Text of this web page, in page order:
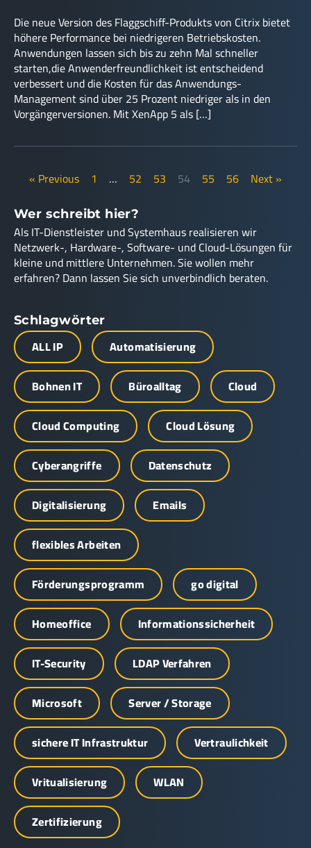
Die neue Version des Flaggschiff-Produkts von Citrix bietet
höhere Performance bei niedrigeren Betriebskosten.
Anwendungen lassen sich bis zu zehn Mal schneller
starten,die Anwenderfreundlichkeit ist entscheidend
verbessert und die Kosten für das Anwendungs-
Management sind über 25 Prozent niedriger als in den
Vorgängerversionen. Mit XenApp 5 als […]
« Previous 1 … 52 53 54 55 56 Next »
Wer schreibt hier?
Als IT-Dienstleister und Systemhaus realisieren wir
Netzwerk-, Hardware-, Software- und Cloud-Lösungen für
kleine und mittlere Unternehmen. Sie wollen mehr
erfahren? Dann lassen Sie sich unverbindlich beraten.
Schlagwörter
ALL IP
Automatisierung
Bohnen IT
Büroalltag
Cloud
Cloud Computing
Cloud Lösung
Cyberangriffe
Datenschutz
Digitalisierung
Emails
flexibles Arbeiten
Förderungsprogramm
go digital
Homeoffice
Informationssicherheit
IT-Security
LDAP Verfahren
Microsoft
Server / Storage
sichere IT Infrastruktur
Vertraulichkeit
Vritualisierung
WLAN
Zertifizierung